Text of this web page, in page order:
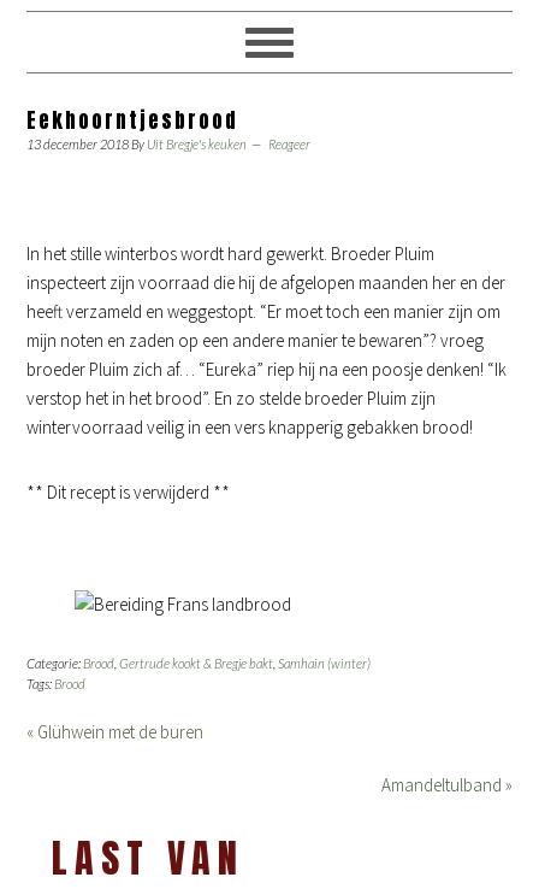
Eekhoorntjesbrood
13 december 2018By Uit Bregje's keuken Reageer
In het stille winterbos wordt hard gewerkt. Broeder Pluim
inspecteert zijn voorraad die hij de afgelopen maanden her en der
heeft verzameld en weggestopt. “Er moet toch een manier zijn om
mijn noten en zaden op een andere manier te bewaren”? vroeg
broeder Pluim zich af… “Eureka” riep hij na een poosje denken! “Ik
verstop het in het brood”. En zo stelde broeder Pluim zijn
wintervoorraad veilig in een vers knapperig gebakken brood!
** Dit recept is verwijderd **
Categorie: Brood ,Gertrude kookt & Bregje bakt ,Samhain (winter)
Tags: Brood
« Glühwein met de buren
Amandeltulband »
LAST VAN